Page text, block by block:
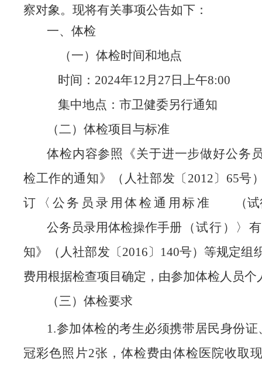
察对象。现将有关事项公告如下：
一、体检
（一）体检时间和地点
时间： 2024年12月 27 日上午8:00
集中地点：市卫健委另行通知
（二）体检项目与标准
体检内容参照《关于进一步做好公务
检工作的通知》（人社部发〔 2012〕65号
订〈公务员录用体检通用标准
（
公务员录用体检操作手册 （试行）〉
知》（人社部发〔2016〕140号）等规定组
费用根据检查项目确定，由参加体检人员个
（三）体检要求
1.参加体检的考生必须携带居民身份
冠彩色照片2张，体检费由体检医院收取